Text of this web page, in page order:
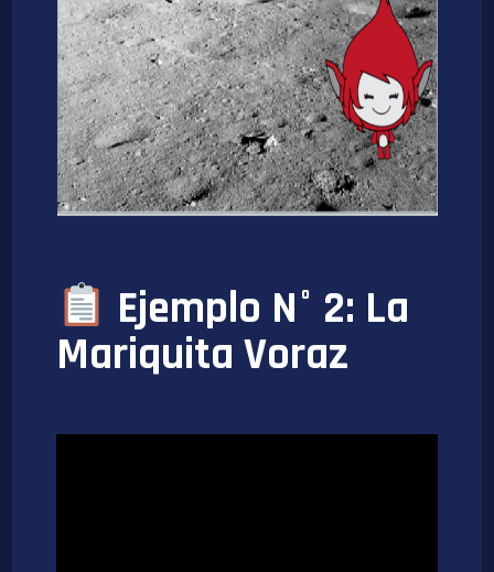
Ejemplo N° 2: La
Mariquita Voraz